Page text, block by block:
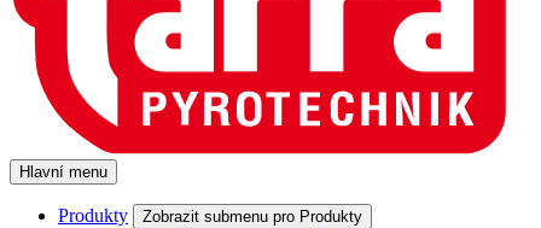
Hlavní menu
Produkty Zobrazit submenu pro Produkty